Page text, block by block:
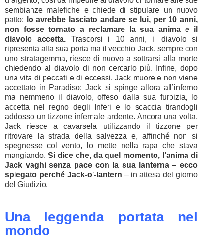
sembianze malefiche e chiede di stipulare un nuovo
patto:
lo avrebbe lasciato andare se lui, per 10 anni,
non fosse tornato a reclamare la sua anima e il
diavolo accetta. Trascorsi i 10 anni, il diavolo si
ripresenta alla sua porta ma il vecchio Jack, sempre con
uno stratagemma, riesce di nuovo a sottrarsi alla morte
chiedendo al diavolo di non cercarlo più. Infine, dopo
una vita di peccati e di eccessi, Jack muore e non viene
accettato in Paradiso: Jack si spinge allora all’inferno
ma nemmeno il diavolo, offeso dalla sua furbizia, lo
accetta nel regno degli Inferi e lo scaccia tirandogli
addosso un tizzone infernale ardente. Ancora una volta,
Jack riesce a cavarsela utilizzando il tizzone per
ritrovare la strada della salvezza e, affinché non si
spegnesse col vento, lo mette nella rapa che stava
mangiando. Si dice che, da quel momento, l’anima di
Jack vaghi senza pace con la sua lanterna – ecco
spiegato perché Jack-o’-lantern – in attesa del giorno
del Giudizio.
Una leggenda portata nel
mondo